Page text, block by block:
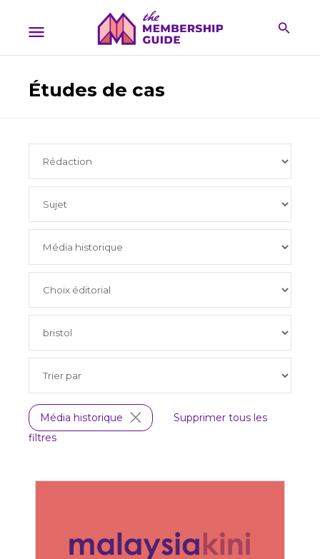
Études de cas
Média historique
Supprimer tous les
filtres